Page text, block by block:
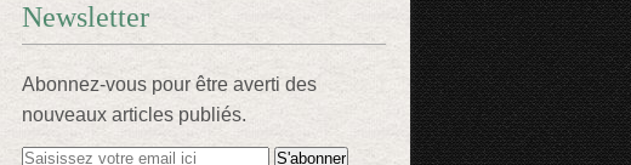
Newsletter
Abonnez-vous pour être averti des
nouveaux articles publiés.